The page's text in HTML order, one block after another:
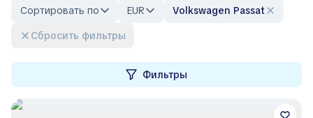
Сортировать по EUR
Volkswagen Passat
Сбросить фильтры
Фильтры